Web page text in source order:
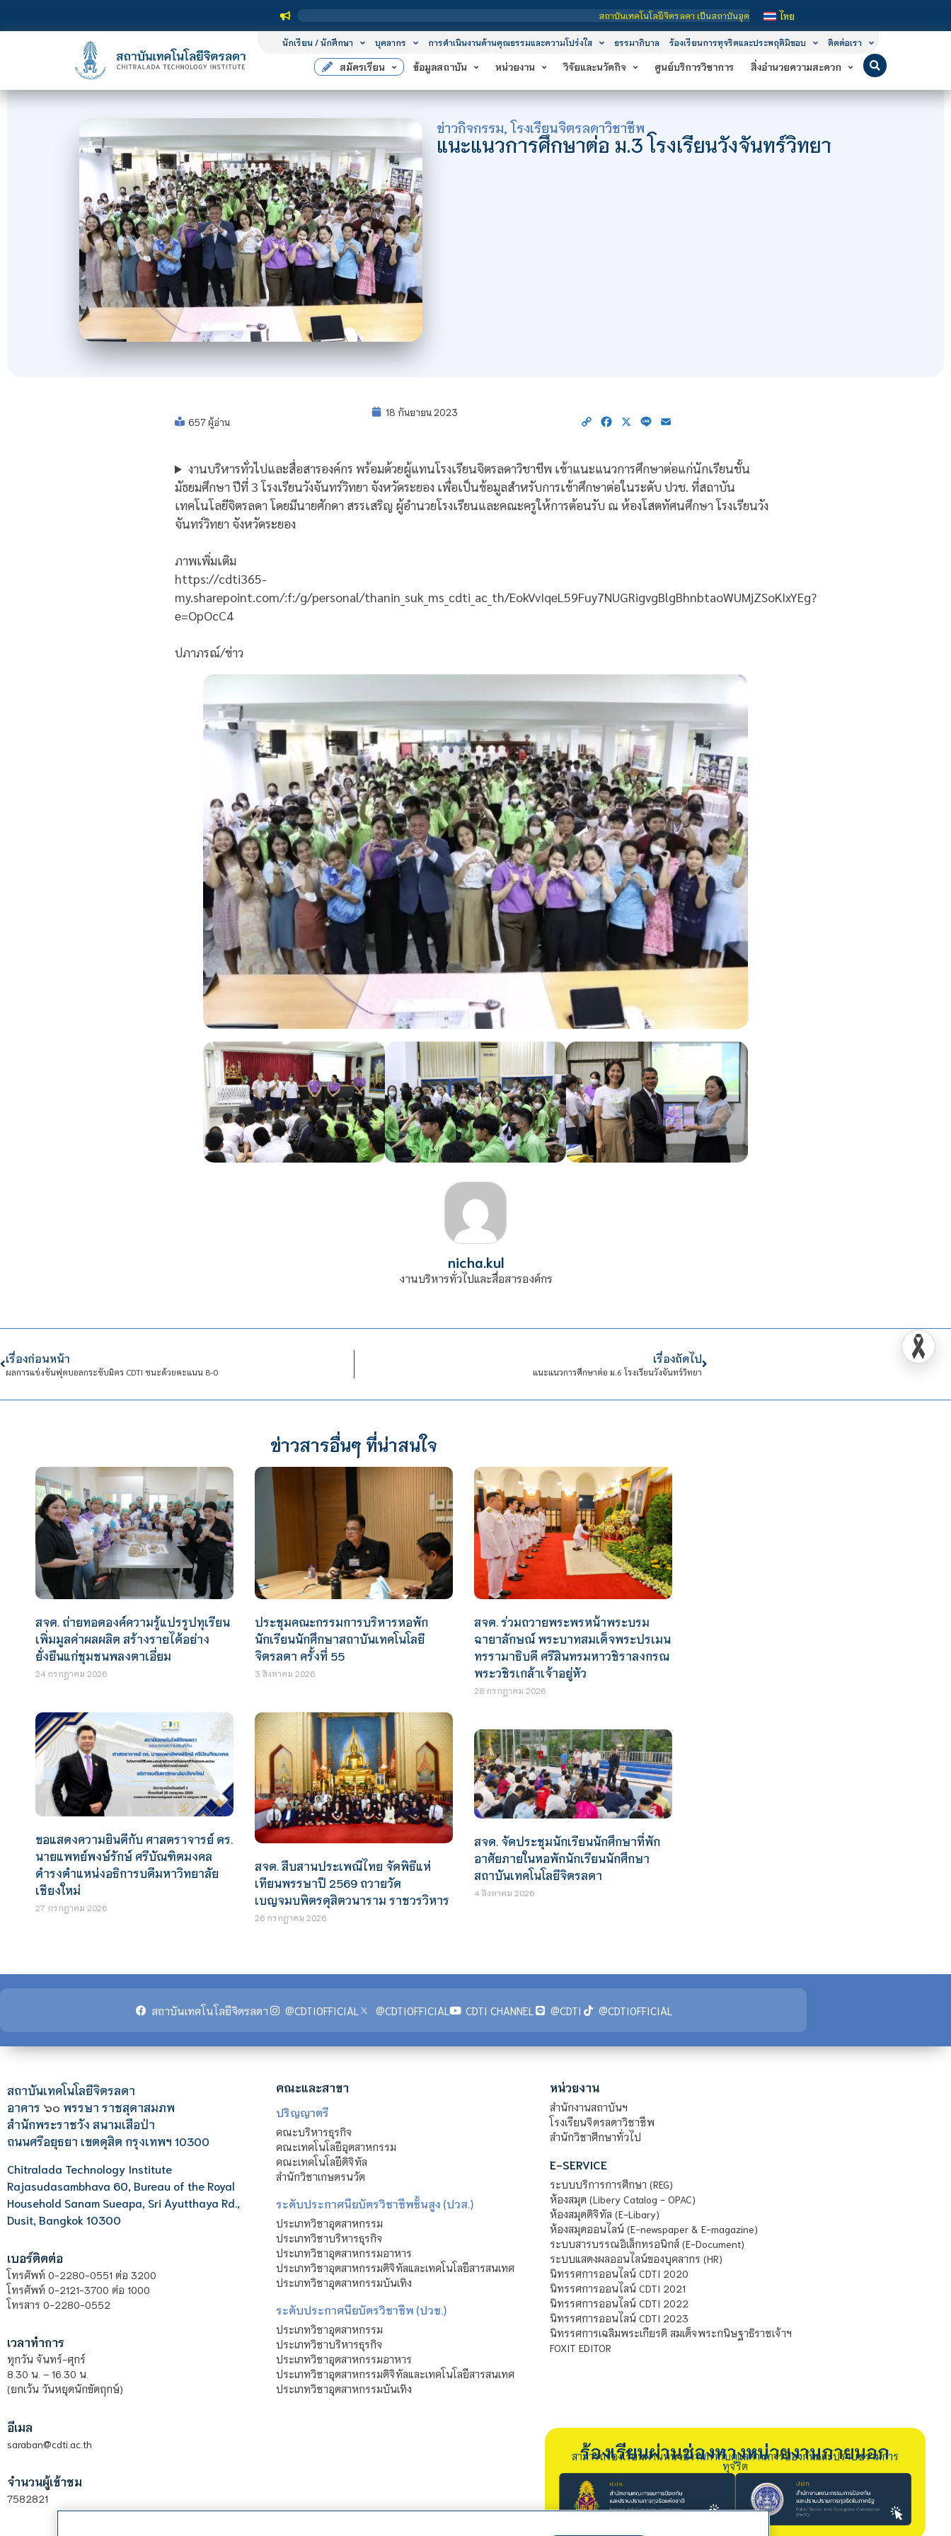
สถาบันเทคโนโลยีจิตรลดา เป็นสถาบันอุดมศึกษาในกำกับของรัฐ เปิดหลักสูตรการเรียนการสอน 3 ระดับ คือ ระดับป
ไทย
นักเรียน / นักศึกษา บุคลากร การดำเนินงานด้านคุณธรรมและความโปร่งใส ธรรมาภิบาล ร้องเรียนการทุจริตและประพฤติมิชอบ ติดต่อเรา
สมัครเรียน ข้อมูลสถาบัน หน่วยงาน วิจัยและนวัตกิจ ศูนย์บริการวิชาการ สิ่งอำนวยความสะดวก
ข่าวกิจกรรม,โรงเรียนจิตรลดาวิชาชีพ
แนะแนวการศึกษาต่อ ม.3 โรงเรียนวังจันทร์วิทยา
657 ผู้อ่าน
18 กันยายน 2023
Copy Facebook
X Line
งานบริหารทั่วไปและสื่อสารองค์กร พร้อมด้วยผู้แทนโรงเรียนจิตรลดาวิชาชีพ เข้าแนะแนวการศึกษาต่อแก่นักเรียนชั้น
มัธยมศึกษา ปีที่ 3 โรงเรียนวังจันทร์วิทยา จังหวัดระยอง เพื่อเป็นข้อมูลสำหรับการเข้าศึกษาต่อในระดับ ปวช. ที่สถาบัน
เทคโนโลยีจิตรลดา โดยมีนายศักดา สรรเสริญ ผู้อำนวยโรงเรียนและคณะครูให้การต้อนรับ ณ ห้องโสตทัศนศึกษา โรงเรียนวัง
จันทร์วิทยา จังหวัดระยอง
ภาพเพิ่มเติม
https://cdti365-
my.sharepoint.com/:f:/g/personal/thanin_suk_ms_cdti_ac_th/EokVvIqeL59Fuy7NUGRigvgBlgBhnbtaoWUMjZSoKIxYEg?
e=OpOcC4
ปภาภรณ์/ข่าว
nicha.kul
งานบริหารทั่วไปและสื่อสารองค์กร
เรื่องก่อนหน้า
ผลการแข่งขันฟุตบอลกระชับมิตร CDTI ชนะด้วยคะแนน 8-0
เรื่องถัดไป
แนะแนวการศึกษาต่อ ม.6 โรงเรียนวังจันทร์วิทยา
ข่าวสารอื่นๆ ที่น่าสนใจ
สจด. ถ่ายทอดองค์ความรู้แปรรูปทุเรียน
เพิ่มมูลค่าผลผลิต สร้างรายได้อย่าง
ยั่งยืนแก่ชุมชนพลงตาเอี่ยม
24 กรกฎาคม 2026
ประชุมคณะกรรมการบริหารหอพัก
นักเรียนนักศึกษาสถาบันเทคโนโลยี
จิตรลดา ครั้งที่ 55
3 สิงหาคม 2026
สจด. ร่วมถวายพระพรหน้าพระบรม
ฉายาลักษณ์ พระบาทสมเด็จพระปรเมน
ทรรามาธิบดี ศรีสินทรมหาวชิราลงกรณ
พระวชิรเกล้าเจ้าอยู่หัว
28 กรกฎาคม 2026
ขอแสดงความยินดีกับ ศาสตราจารย์ ดร.
นายแพทย์พงษ์รักษ์ ศรีบัณฑิตมงคล
ดำรงตำแหน่งอธิการบดีมหาวิทยาลัย
เชียงใหม่
27 กรกฎาคม 2026
สจด. สืบสานประเพณีไทย จัดพิธีแห่
เทียนพรรษาปี 2569 ถวายวัด
เบญจมบพิตรดุสิตวนาราม ราชวรวิหาร
26 กรกฎาคม 2026
สจด. จัดประชุมนักเรียนนักศึกษาที่พัก
อาศัยภายในหอพักนักเรียนนักศึกษา
สถาบันเทคโนโลยีจิตรลดา
4 สิงหาคม 2026
สถาบันเทคโนโลยีจิตรลดา @CDTIOFFICIAL @CDTIOFFICIAL CDTI CHANNEL @CDTI @CDTIOFFICIAL
สถาบันเทคโนโลยีจิตรลดา
อาคาร ๖๐ พรรษา ราชสุดาสมภพ
สำนักพระราชวัง สนามเสือป่า
ถนนศรีอยุธยา เขตดุสิต กรุงเทพฯ 10300
Chitralada Technology Institute
Rajasudasambhava 60, Bureau of the Royal
Household Sanam Sueapa, Sri Ayutthaya Rd.,
Dusit, Bangkok 10300
เบอร์ติดต่อ
โทรศัพท์ 0-2280-0551 ต่อ 3200
โทรศัพท์ 0-2121-3700 ต่อ 1000
โทรสาร 0-2280-0552
เวลาทำการ
ทุกวัน จันทร์-ศุกร์
8.30 น. – 16.30 น.
(ยกเว้น วันหยุดนักขัตฤกษ์)
อีเมล
saraban@cdti.ac.th
จำนวนผู้เข้าชม
7582821
คณะและสาขา
ปริญญาตรี
คณะบริหารธุรกิจ
คณะเทคโนโลยีอุตสาหกรรม
คณะเทคโนโลยีดิจิทัล
สำนักวิชาเกษตรนวัต
ระดับประกาศนียบัตรวิชาชีพชั้นสูง (ปวส.)
ประเภทวิชาอุตสาหกรรม
ประเภทวิชาบริหารธุรกิจ
ประเภทวิชาอุตสาหกรรมอาหาร
ประเภทวิชาอุตสาหกรรมดิจิทัลและเทคโนโลยีสารสนเทศ
ประเภทวิชาอุตสาหกรรมบันเทิง
ระดับประกาศนียบัตรวิชาชีพ (ปวช.)
ประเภทวิชาอุตสาหกรรม
ประเภทวิชาบริหารธุรกิจ
ประเภทวิชาอุตสาหกรรมอาหาร
ประเภทวิชาอุตสาหกรรมดิจิทัลและเทคโนโลยีสารสนเทศ
ประเภทวิชาอุตสาหกรรมบันเทิง
หน่วยงาน
สำนักงานสถาบันฯ
โรงเรียนจิตรลดาวิชาชีพ
สำนักวิชาศึกษาทั่วไป
E-SERVICE
ระบบบริการการศึกษา (REG)
ห้องสมุด (Libery Catalog - OPAC)
ห้องสมุดดิจิทัล (E-Libary)
ห้องสมุดออนไลน์ (E-newspaper & E-magazine)
ระบบสารบรรณอิเล็กทรอนิกส์ (E-Document)
ระบบแสดงผลออนไลน์ของบุคลากร (HR)
นิทรรศการออนไลน์ CDTI 2020
นิทรรศการออนไลน์ CDTI 2021
นิทรรศการออนไลน์ CDTI 2022
นิทรรศการออนไลน์ CDTI 2023
นิทรรศการเฉลิมพระเกียรติ สมเด็จพระกนิษฐาธิราชเจ้าฯ
FOXIT EDITOR
ร้องเรียนผ่านช่องทางหน่วยงานภายนอก
สามารถร้องเรียนผ่านหน่วยงานกำกับดูแลด้านการป้องกันและปราบปรามการ
ทุจริต